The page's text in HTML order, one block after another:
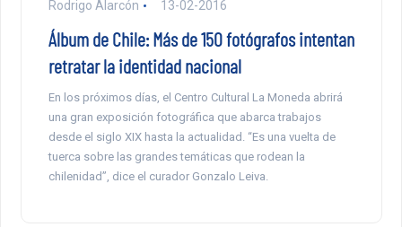
Rodrigo Alarcón 13-02-2016
Álbum de Chile: Más de 150 fotógrafos intentan
retratar la identidad nacional
En los próximos días, el Centro Cultural La Moneda abrirá
una gran exposición fotográfica que abarca trabajos
desde el siglo XIX hasta la actualidad. “Es una vuelta de
tuerca sobre las grandes temáticas que rodean la
chilenidad”, dice el curador Gonzalo Leiva.